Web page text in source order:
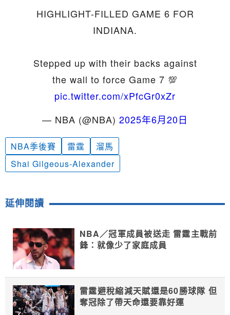
HIGHLIGHT-FILLED GAME 6 FOR
INDIANA.
Stepped up with their backs against
the wall to force Game 7 💯
pic.twitter.com/xPfcGr0xZr
— NBA (@NBA) 2025年6月20日
NBA季後賽 雷霆
溜馬
Shai Gilgeous-Alexander
延伸閱讀
NBA／冠軍成員被送走 雷霆主戰前
鋒：就像少了家庭成員
雷霆避稅縮減天賦還是60勝球隊 但
奪冠除了帶天命還要靠好運